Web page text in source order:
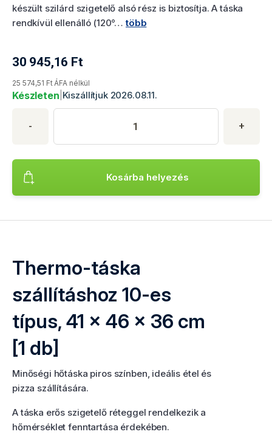
készült szilárd szigetelő alsó rész is biztosítja. A táska
rendkívül ellenálló (120°…több
30 945,16 Ft
Termék aktuális ára
25 574,51 Ft ÁFA nélkül
Készleten Kiszállítjuk 2026.08.11.
Termék mennyisége
- +
Adja meg a kívánt termékmennyiséget. Minimális
Kosárba helyezés
Termék hozzáadása Thermo-táska szállításhoz 10-es típus,
Thermo-táska
szállításhoz 10-es
típus, 41 x 46 x 36 cm
[1 db]
Minőségi hőtáska piros színben, ideális étel és
pizza szállítására.
A táska erős szigetelő réteggel rendelkezik a
hőmérséklet fenntartása érdekében.